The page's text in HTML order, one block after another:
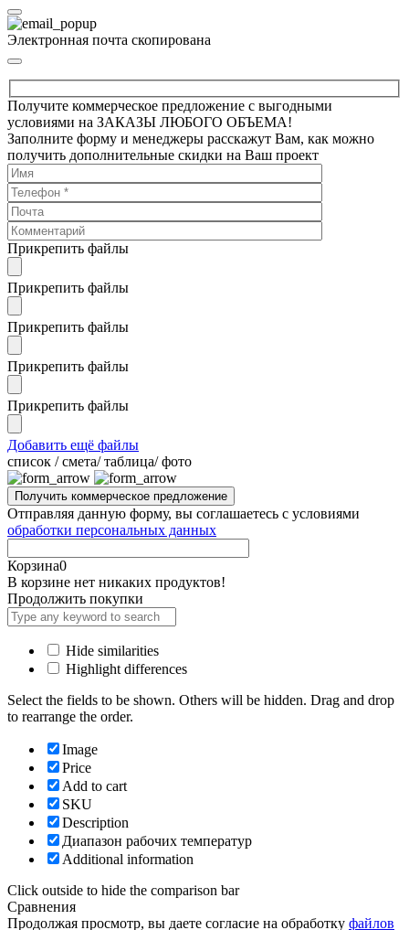
Электронная почта скопирована
Получите коммерческое предложение с выгодными
условиями на ЗАКАЗЫ ЛЮБОГО ОБЪЕМА!
Заполните форму и менеджеры расскажут Вам, как можно
получить дополнительные скидки на Ваш проект
Прикрепить файлы
Прикрепить файлы
Прикрепить файлы
Прикрепить файлы
Прикрепить файлы
Добавить ещё файлы
cписок / смета/ таблица/ фото
Отправляя данную форму, вы соглашаетесь с условиями
обработки персональных данных
Корзина0
В корзине нет никаких продуктов!
Продолжить покупки
Hide similarities
Highlight differences
Select the fields to be shown. Others will be hidden. Drag and drop
to rearrange the order.
Image
Price
Add to cart
SKU
Description
Диапазон рабочих температур
Additional information
Click outside to hide the comparison bar
Сравнения
Продолжая просмотр, вы даете согласие на обработку файлов